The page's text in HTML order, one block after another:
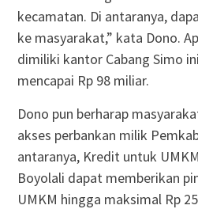
kecamatan. Di antaranya,
ke masyarakat,” kata Dono.
dimiliki kantor Cabang Simo
mencapai Rp 98 miliar.
Dono pun berharap
akses perbankan milik
antaranya, Kredit untuk
Boyolali dapat memberikan
UMKM hingga maksimal Rp